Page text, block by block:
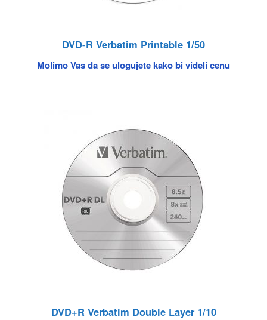
DVD-R Verbatim Printable 1/50
Molimo Vas da se ulogujete kako bi videli cenu
DVD+R Verbatim Double Layer 1/10